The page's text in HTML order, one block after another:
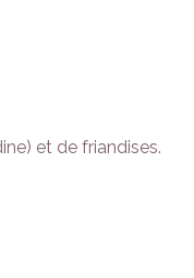
et de friandises.